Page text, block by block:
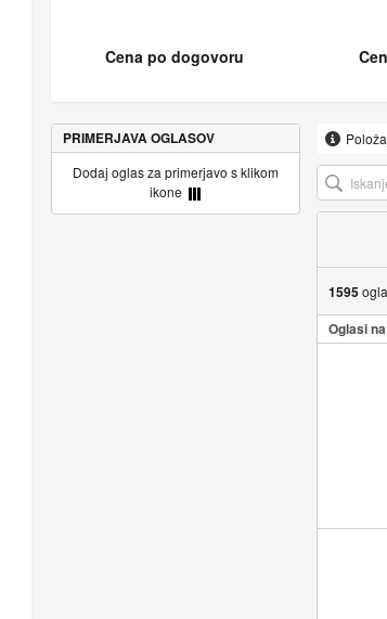
Cena po dogovoru
1595
Oglasi
PRIMERJAVA OGLASOV
Dodaj oglas za primerjavo s klikom
ikone